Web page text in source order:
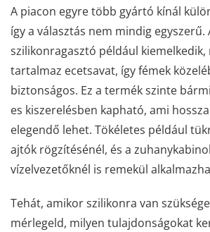
A piacon egyre több gyártó kínál
így a választás nem mindig egyszerű.
szilikonragasztó például kiemelkedik,
tartalmaz ecetsavat, így fémek
biztonságos. Ez a termék szinte
es kiszerelésben kapható, ami
elegendő lehet. Tökéletes például
ajtók rögzítésénél, és a
vízelvezetőknél is remekül
Tehát, amikor szilikonra van
mérlegeld, milyen tulajdonságokat